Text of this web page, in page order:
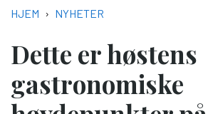
NAVIGASJONSSTI
HJEM NYHETER
Dette er høstens
gastronomiske